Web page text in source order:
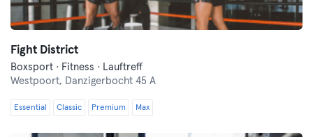
Fight District
Boxsport · Fitness · Lauftreff
Westpoort, Danzigerbocht 45 A
Essential Classic Premium Max